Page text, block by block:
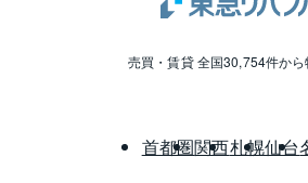
売買・賃貸 全国30,754件か
首都圏関西札幌仙台